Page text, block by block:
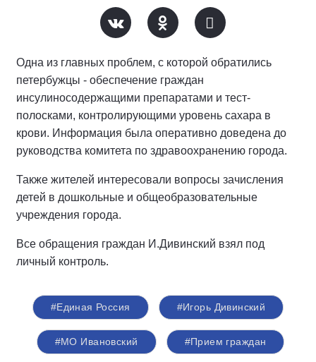
Одна из главных проблем, с которой обратились
петербужцы - обеспечение граждан
инсулиносодержащими препаратами и тест-
полосками, контролирующими уровень сахара в
крови. Информация была оперативно доведена до
руководства комитета по здравоохранению города.
Также жителей интересовали вопросы зачисления
детей в дошкольные и общеобразовательные
учреждения города.
Все обращения граждан И.Дивинский взял под
личный контроль.
#Единая Россия #Игорь Дивинский
#МО Ивановский #Прием граждан